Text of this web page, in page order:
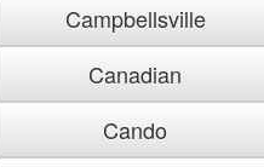
Campbellsville
Canadian
Cando